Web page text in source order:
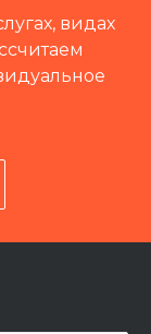
видах